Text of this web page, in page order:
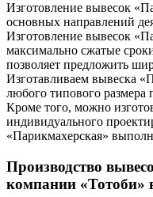
Изготовление вывесок
основных направлений
Изготовление вывесок
максимально сжатые
позволяет предложить
Изготавливаем вывеска
любого типового
Кроме того, можно
индивидуального
«Парикмахерская»
Производство
компании «Тотоби»